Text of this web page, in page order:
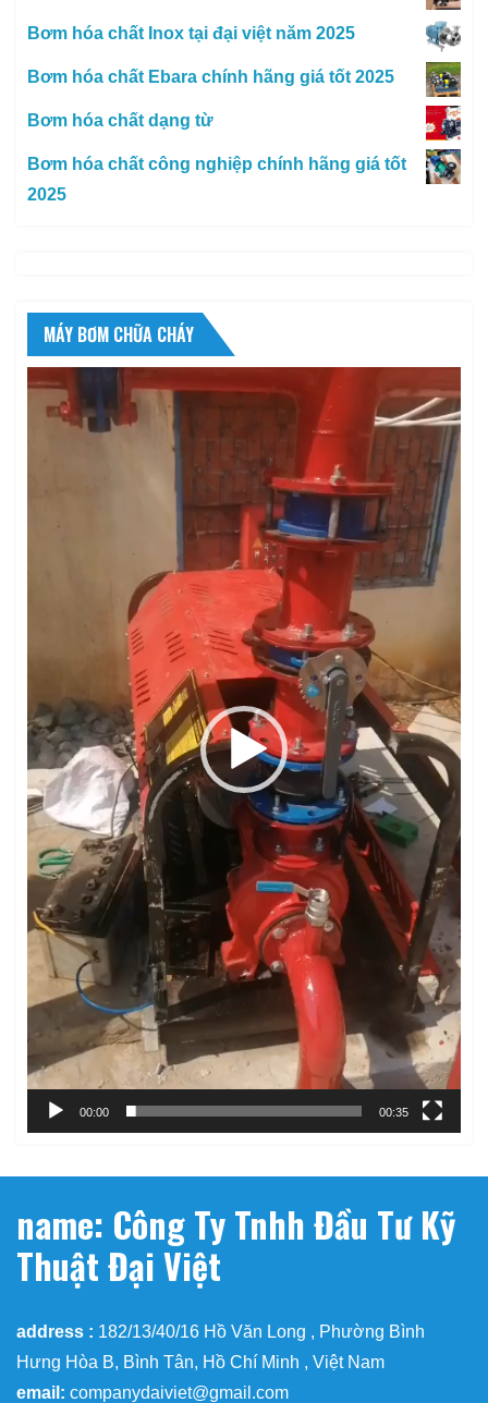
Bơm hóa chất Inox tại đại việt năm 2025
Bơm hóa chất Ebara chính hãng giá tốt 2025
Bơm hóa chất dạng từ
Bơm hóa chất công nghiệp chính hãng giá tốt
2025
MÁY BƠM CHỮA CHÁY
Trình
chơi
00:00 00:35
name: Công Ty Tnhh Đầu Tư Kỹ
Thuật Đại Việt
address : 182/13/40/16 Hồ Văn Long , Phường Bình
Hưng Hòa B, Bình Tân, Hồ Chí Minh , Việt Nam
email: companydaiviet@gmail.com